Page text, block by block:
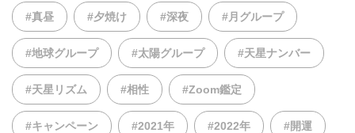
#真昼 #夕焼け #深夜 #月グループ
#地球グループ #太陽グループ #天星ナンバー
#天星リズム #相性 #Zoom鑑定
#キャンペーン #2021年 #2022年 #開運